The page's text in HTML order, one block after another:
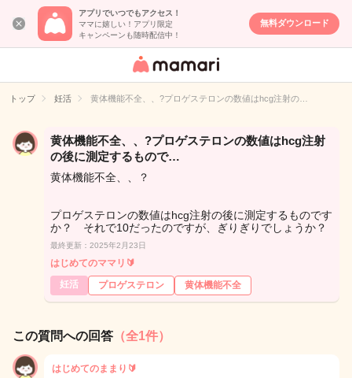
アプリでいつでもアクセス！
ママに嬉しい！アプリ限定
キャンペーンも随時配信中！
無料ダウンロード
女性専用匿名QA
イト
トップ 妊活 黄体機能不全、、?プロゲステロンの数値はhcg注射の…
黄体機能不全、、?プロゲステロンの数値はhcg注射
の後に測定するもので…
黄体機能不全、、？
プロゲステロンの数値はhcg注射の後に測定するものです
か？ それで10だったのですが、ぎりぎりでしょうか？
最終更新：2025年2月23日
はじめてのママリ🔰
妊活
プロゲステロン 黄体機能不全
この質問への回答 （全1件）
はじめてのままり🔰